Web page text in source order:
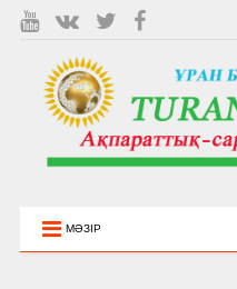
МӘЗІР